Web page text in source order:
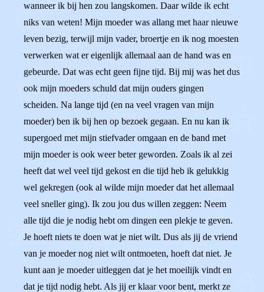
wanneer ik bij hen zou langskomen. Daar wilde ik echt
niks van weten! Mijn moeder was allang met haar nieuwe
leven bezig, terwijl mijn vader, broertje en ik nog moesten
verwerken wat er eigenlijk allemaal aan de hand was en
gebeurde. Dat was echt geen fijne tijd. Bij mij was het dus
ook mijn moeders schuld dat mijn ouders gingen
scheiden. Na lange tijd (en na veel vragen van mijn
moeder) ben ik bij hen op bezoek gegaan. En nu kan ik
supergoed met mijn stiefvader omgaan en de band met
mijn moeder is ook weer beter geworden. Zoals ik al zei
heeft dat wel veel tijd gekost en die tijd heb ik gelukkig
wel gekregen (ook al wilde mijn moeder dat het allemaal
veel sneller ging). Ik zou jou dus willen zeggen: Neem
alle tijd die je nodig hebt om dingen een plekje te geven.
Je hoeft niets te doen wat je niet wilt. Dus als jij de vriend
van je moeder nog niet wilt ontmoeten, hoeft dat niet. Je
kunt aan je moeder uitleggen dat je het moeilijk vindt en
dat je tijd nodig hebt. Als jij er klaar voor bent, merkt ze